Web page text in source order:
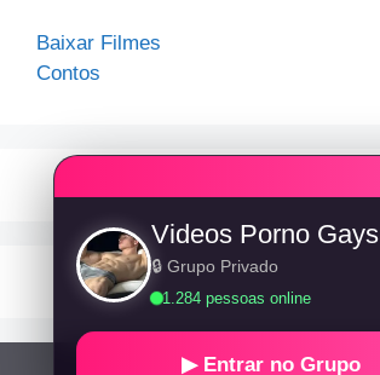
Baixar Filmes
Contos
Videos Porno Gays
🔒 Grupo Privado
1.284 pessoas online
▶ Entrar no Grupo